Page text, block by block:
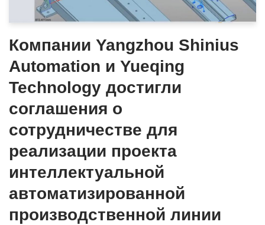
Компании Yangzhou Shinius
Automation и Yueqing
Technology достигли
соглашения о
сотрудничестве для
реализации проекта
интеллектуальной
автоматизированной
производственной линии